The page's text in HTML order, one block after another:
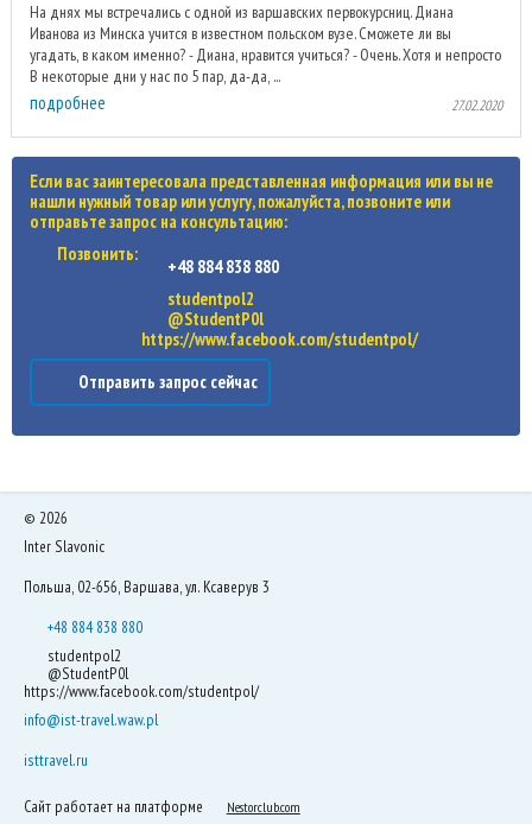
На днях мы встречались с одной из варшавских первокурсниц. Диана
Иванова из Минска учится в известном польском вузе. Сможете ли вы
угадать, в каком именно? - Диана, нравится учиться? - Очень. Хотя и непросто.
В некоторые дни у нас по 5 пар, да-да, ...
подробнее 27.02.2020
Если вас заинтересовала представленная информация или вы не
нашли нужный товар или услугу, пожалуйста, позвоните или
отправьте запрос на консультацию:
Позвонить:
+48 884 838 880
studentpol2
@StudentP0l
https://www.facebook.com/studentpol/
Отправить запрос сейчас
© 2026
Inter Slavonic
Польша, 02-656, Варшава, ул. Ксаверув 3
+48 884 838 880
studentpol2
@StudentP0l
https://www.facebook.com/studentpol/
info@ist-travel.waw.pl
isttravel.ru
Сайт работает на платформе Nestorclub.com